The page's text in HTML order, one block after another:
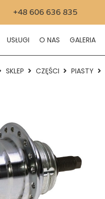
+48 606 636 835
USŁUGI O NAS GALERIA
SKLEP CZĘŚCI PIASTY